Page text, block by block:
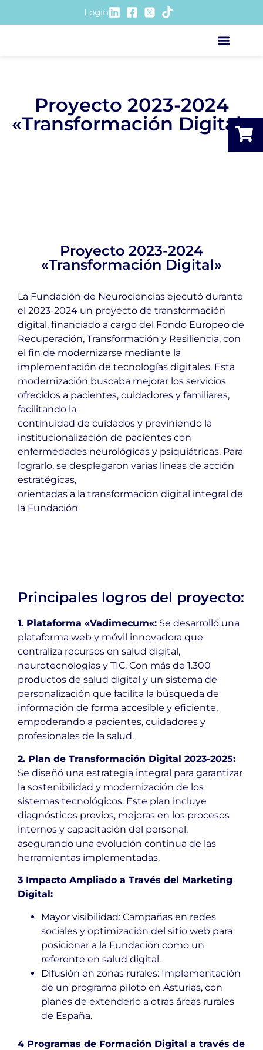
Login
Proyecto 2023-2024
«Transformación Digital»
Proyecto 2023-2024
«Transformación Digital»
La Fundación de Neurociencias ejecutó durante
el 2023-2024 un proyecto de transformación
digital, financiado a cargo del Fondo Europeo de
Recuperación, Transformación y Resiliencia, con
el fin de modernizarse mediante la
implementación de tecnologías digitales. Esta
modernización buscaba mejorar los servicios
ofrecidos a pacientes, cuidadores y familiares,
facilitando la
continuidad de cuidados y previniendo la
institucionalización de pacientes con
enfermedades neurológicas y psiquiátricas. Para
lograrlo, se desplegaron varias líneas de acción
estratégicas,
orientadas a la transformación digital integral de
la Fundación
Principales logros del proyecto:
1. Plataforma «Vadimecum«: Se desarrolló una
plataforma web y móvil innovadora que
centraliza recursos en salud digital,
neurotecnologías y TIC. Con más de 1.300
productos de salud digital y un sistema de
personalización que facilita la búsqueda de
información de forma accesible y eficiente,
empoderando a pacientes, cuidadores y
profesionales de la salud.
2. Plan de Transformación Digital 2023-2025:
Se diseñó una estrategia integral para garantizar
la sostenibilidad y modernización de los
sistemas tecnológicos. Este plan incluye
diagnósticos previos, mejoras en los procesos
internos y capacitación del personal,
asegurando una evolución continua de las
herramientas implementadas.
3 Impacto Ampliado a Través del Marketing
Digital:
Mayor visibilidad: Campañas en redes
sociales y optimización del sitio web para
posicionar a la Fundación como un
referente en salud digital.
Difusión en zonas rurales: Implementación
de un programa piloto en Asturias, con
planes de extenderlo a otras áreas rurales
de España.
4 Programas de Formación Digital a través de